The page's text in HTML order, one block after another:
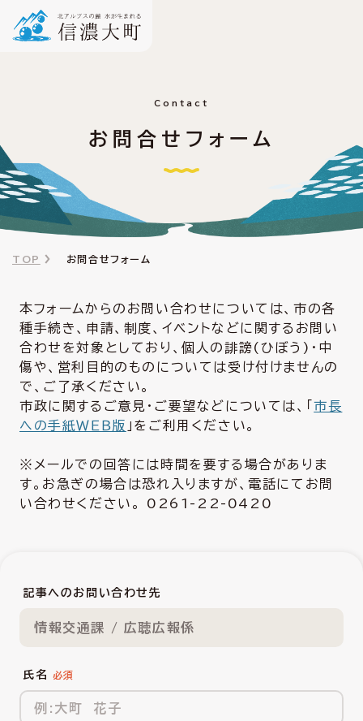
Contact
お問合せフォーム
TOP お問合せフォーム
本フォームからのお問い合わせについては、市の各
種手続き、申請、制度、イベントなどに関するお問い
合わせを対象としており、個人の誹謗(ひぼう)・中
傷や、営利目的のものについては受け付けませんの
で、ご了承ください。
市政に関するご意見・ご要望などについては、「市長
への手紙ＷＥＢ版 」をご利用ください。
※メールでの回答には時間を要する場合がありま
す。お急ぎの場合は恐れ入りますが、電話にてお問
い合わせください。 0261-22-0420
記事へのお問い合わせ先
情報交通課 / 広聴広報係
氏名